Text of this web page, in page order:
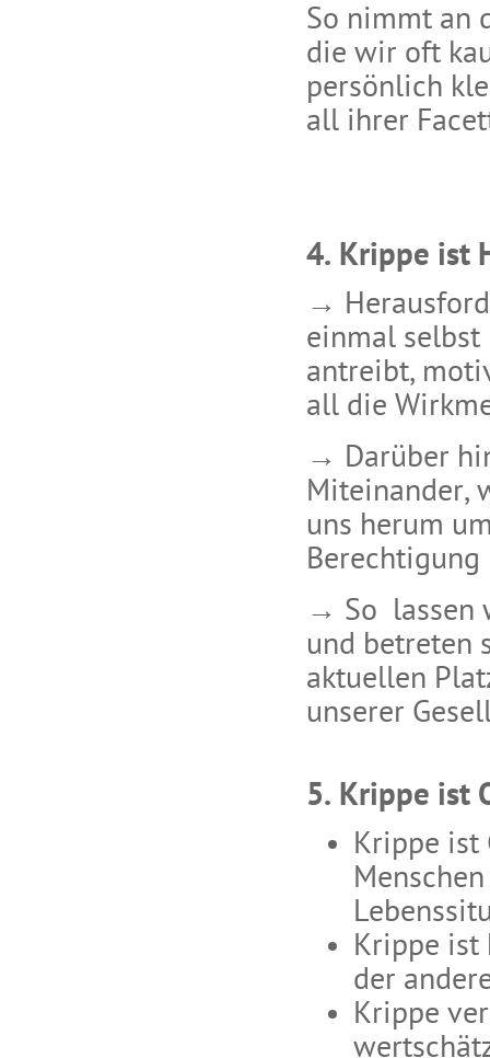
So nimmt an
die wir oft
persönlich
all ihrer
4. Krippe ist
→
einmal selbst
antreibt,
all die
→ Darüber
Miteinander,
uns herum
→ So lassen
und betreten
aktuellen
unserer
5. Krippe ist
Krippe ist
Krippe ist
der
Krippe